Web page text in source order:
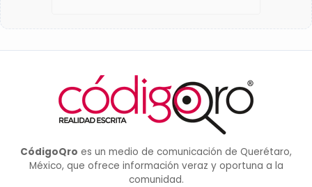
CódigoQro es un medio de comunicación de Querétaro,
México, que ofrece información veraz y oportuna a la
comunidad.